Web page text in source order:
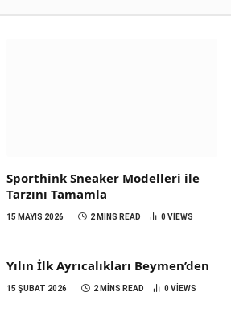
Sporthink Sneaker Modelleri ile
Tarzını Tamamla
15 MAYIS 2026 2 MINS READ 0VIEWS
Yılın İlk Ayrıcalıkları Beymen’den
15 ŞUBAT 2026 2 MINS READ 0VIEWS